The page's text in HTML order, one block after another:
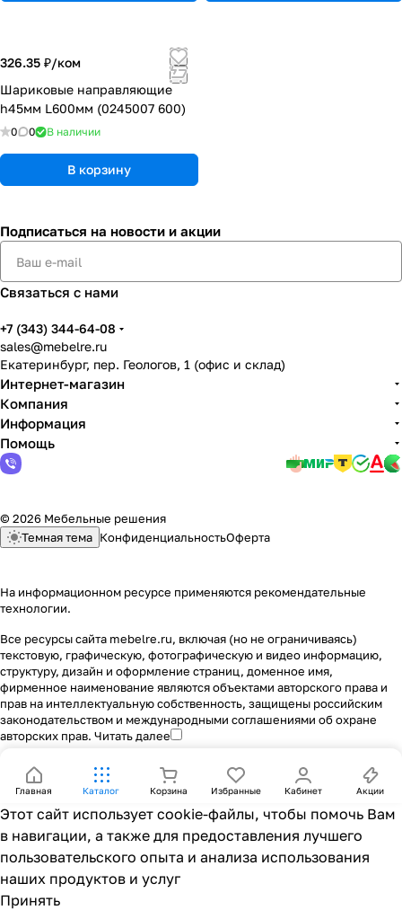
326.35 ₽/ком
Шариковые направляющие
h45мм L600мм (0245007 600)
0 0 В наличии
В корзину
Подписаться на новости и акции
Связаться с нами
+7 (343) 344-64-08
sales@mebelre.ru
Екатеринбург, пер. Геологов, 1 (офис и склад)
Интернет-магазин
Компания
Информация
Помощь
© 2026 Мебельные решения
Темная тема КонфиденциальностьОферта
На информационном ресурсе применяются рекомендательные
технологии.
Все ресурсы сайта mebelre.ru, включая (но не ограничиваясь)
текстовую, графическую, фотографическую и видео информацию,
структуру, дизайн и оформление страниц, доменное имя,
фирменное наименование являются объектами авторского права и
прав на интеллектуальную собственность, защищены российским
законодательством и международными соглашениями об охране
авторских прав. Читать далее
Главная Каталог Корзина Избранные Кабинет Акции
Этот сайт использует cookie-файлы, чтобы помочь Вам
в навигации, а также для предоставления лучшего
пользовательского опыта и анализа использования
наших продуктов и услуг
Принять